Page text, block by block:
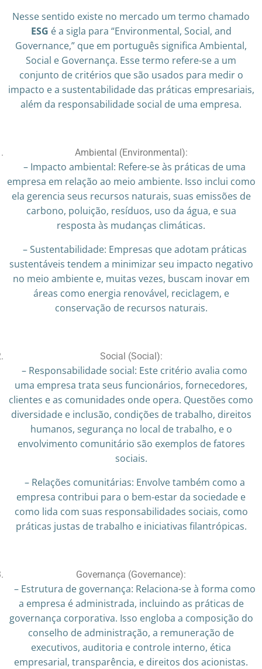
Nesse sentido existe no mercado um termo chamado
ESG é a sigla para “Environmental, Social, and
Governance,” que em português significa Ambiental,
Social e Governança. Esse termo refere-se a um
conjunto de critérios que são usados para medir o
impacto e a sustentabilidade das práticas empresariais,
além da responsabilidade social de uma empresa.
Ambiental (Environmental):
– Impacto ambiental: Refere-se às práticas de uma
empresa em relação ao meio ambiente. Isso inclui como
ela gerencia seus recursos naturais, suas emissões de
carbono, poluição, resíduos, uso da água, e sua
resposta às mudanças climáticas.
– Sustentabilidade: Empresas que adotam práticas
sustentáveis tendem a minimizar seu impacto negativo
no meio ambiente e, muitas vezes, buscam inovar em
áreas como energia renovável, reciclagem, e
conservação de recursos naturais.
Social (Social):
– Responsabilidade social: Este critério avalia como
uma empresa trata seus funcionários, fornecedores,
clientes e as comunidades onde opera. Questões como
diversidade e inclusão, condições de trabalho, direitos
humanos, segurança no local de trabalho, e o
envolvimento comunitário são exemplos de fatores
sociais.
– Relações comunitárias: Envolve também como a
empresa contribui para o bem-estar da sociedade e
como lida com suas responsabilidades sociais, como
práticas justas de trabalho e iniciativas filantrópicas.
Governança (Governance):
– Estrutura de governança: Relaciona-se à forma como
a empresa é administrada, incluindo as práticas de
governança corporativa. Isso engloba a composição do
conselho de administração, a remuneração de
executivos, auditoria e controle interno, ética
empresarial, transparência, e direitos dos acionistas.